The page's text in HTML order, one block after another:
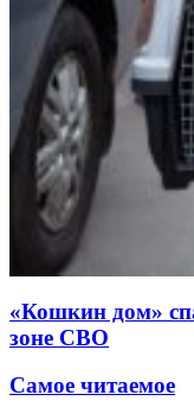
«Кошкин дом»
зоне СВО
Самое читаемое